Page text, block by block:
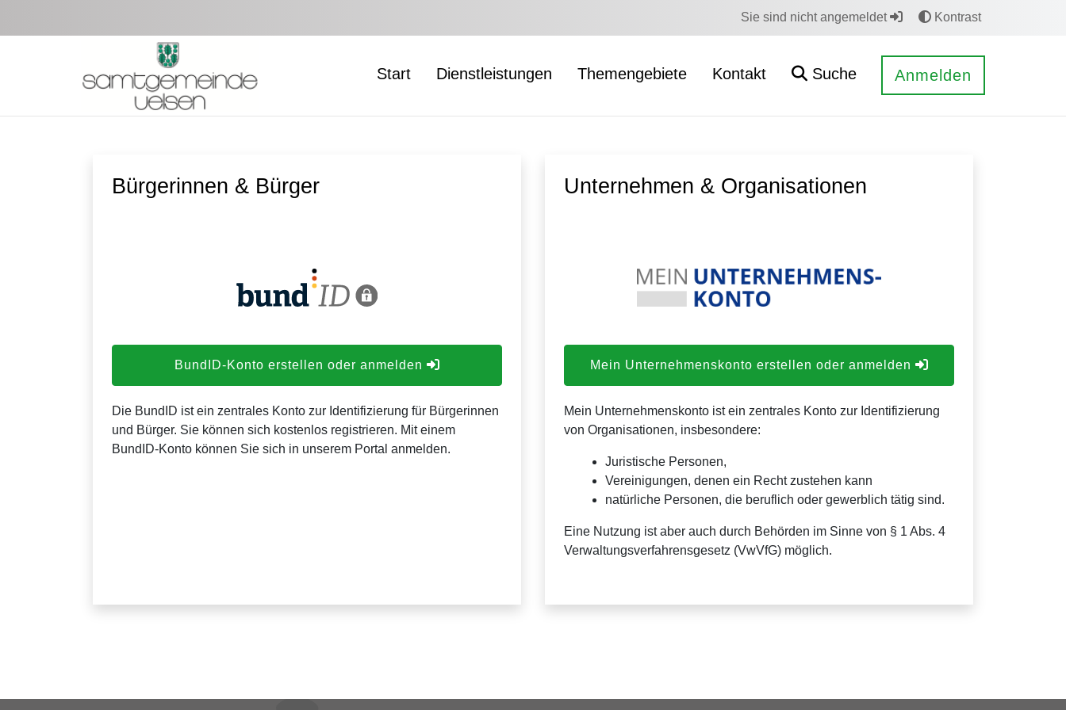
Sie sind nicht angemeldet Kontrast
Start Dienstleistungen Themengebiete Kontakt Suche Anmelden
Bürgerinnen & Bürger
BundID-Konto erstellen oder anmelden
Die BundID ist ein zentrales Konto zur Identifizierung für Bürgerinnen
und Bürger. Sie können sich kostenlos registrieren. Mit einem
BundID-Konto können Sie sich in unserem Portal anmelden.
Unternehmen & Organisationen
Mein Unternehmenskonto erstellen oder anmelden
Mein Unternehmenskonto ist ein zentrales Konto zur Identifizierung
von Organisationen, insbesondere:
Juristische Personen,
Vereinigungen, denen ein Recht zustehen kann
natürliche Personen, die beruflich oder gewerblich tätig sind.
Eine Nutzung ist aber auch durch Behörden im Sinne von § 1 Abs. 4
Verwaltungsverfahrensgesetz (VwVfG) möglich.